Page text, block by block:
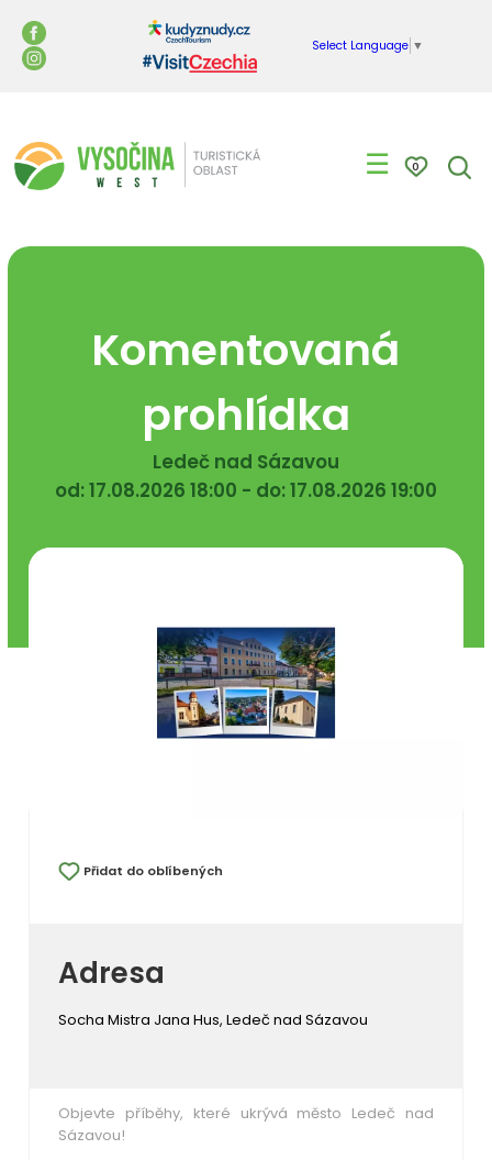
Select Language ▼
☰ 0
Komentovaná
prohlídka
Ledeč nad Sázavou
od: 17.08.2026 18:00 - do: 17.08.2026 19:00
Přidat do oblíbených
Adresa
Socha Mistra Jana Hus, Ledeč nad Sázavou
Objevte příběhy, které ukrývá město Ledeč nad
Sázavou!